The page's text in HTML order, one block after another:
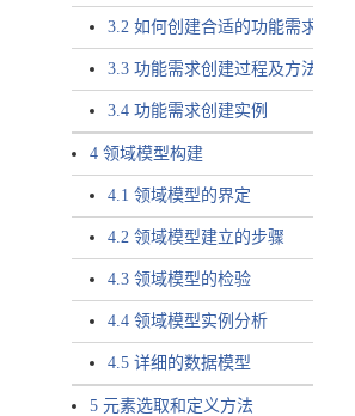
3.2 如何创建合适的功能需求
3.3 功能需求创建过程及方法
3.4 功能需求创建实例
4 领域模型构建
4.1 领域模型的界定
4.2 领域模型建立的步骤
4.3 领域模型的检验
4.4 领域模型实例分析
4.5 详细的数据模型
5 元素选取和定义方法